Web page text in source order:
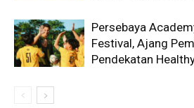
Persebaya
Festival, Ajang
Pendekatan